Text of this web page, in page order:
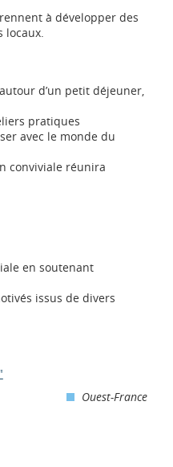
à développer des
locaux.
d’un petit déjeuner,
pratiques
avec le monde du
conviviale réunira
en soutenant
issus de divers
Ouest-France